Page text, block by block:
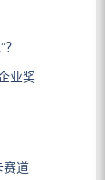
业奖
赛道